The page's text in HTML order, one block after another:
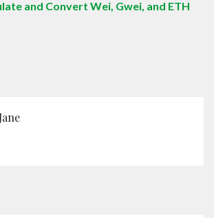
and Convert Wei, Gwei, and ETH
Jane